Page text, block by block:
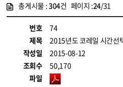
총게시물 :304건 페이지 :24/31
번호
74
제목
2015년도 코레일 시간선
작성일
2015-08-12
조회수
50,170
파일